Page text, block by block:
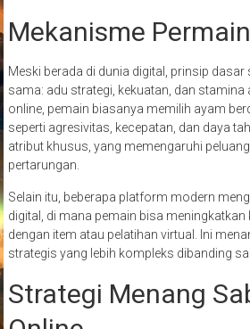
Mekanisme
Meski berada di dunia digital, prinsip dasar
sama: adu strategi, kekuatan, dan stamina
online, pemain biasanya memilih ayam
seperti agresivitas, kecepatan, dan daya
atribut khusus, yang memengaruhi
pertarungan.
Selain itu, beberapa platform modern
digital, di mana pemain bisa
dengan item atau pelatihan virtual. Ini
strategis yang lebih kompleks dibanding
Strategi Menang